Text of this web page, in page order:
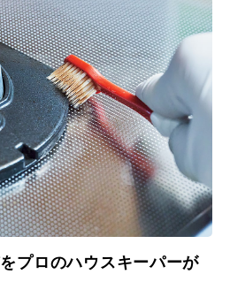
プロのハウスキーパーが